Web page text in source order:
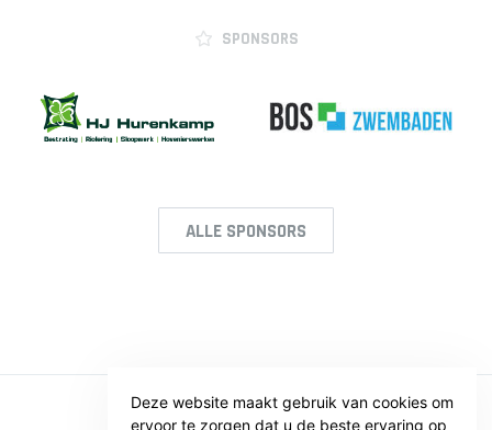
Deze website maakt gebruik van cookies om
ervoor te zorgen dat u de beste ervaring op
SPONSORS
ALLE SPONSORS